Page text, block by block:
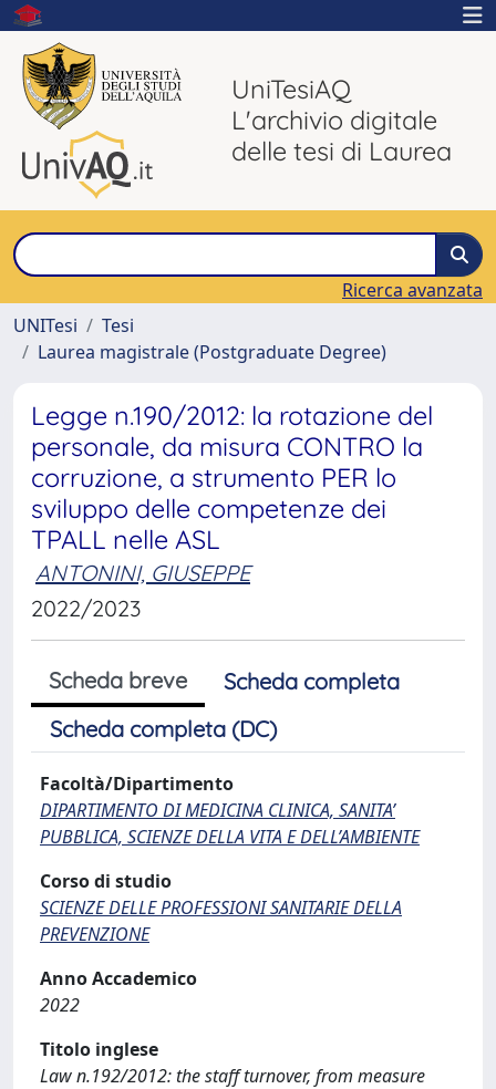
UniTesiAQ
L'archivio digitale
delle tesi di Laurea
Ricerca avanzata
UNITesi
Tesi
Laurea magistrale (Postgraduate Degree)
Legge n.190/2012: la rotazione del
personale, da misura CONTRO la
corruzione, a strumento PER lo
sviluppo delle competenze dei
TPALL nelle ASL
ANTONINI, GIUSEPPE
2022/2023
Scheda breve
Scheda completa
Scheda completa (DC)
Facoltà/Dipartimento
DIPARTIMENTO DI MEDICINA CLINICA, SANITA’
PUBBLICA, SCIENZE DELLA VITA E DELL’AMBIENTE
Corso di studio
SCIENZE DELLE PROFESSIONI SANITARIE DELLA
PREVENZIONE
Anno Accademico
2022
Titolo inglese
Law n.192/2012: the staff turnover, from measure